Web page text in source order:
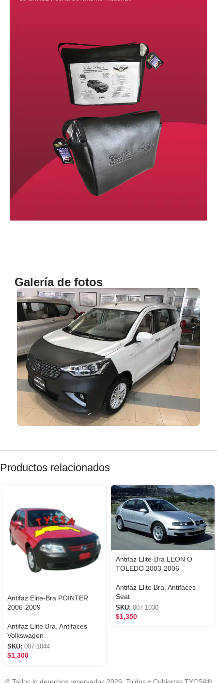
Galería de fotos
Productos relacionados
Antifaz Elite-Bra POINTER
2006-2009
Antifaz Elite Bra Antifaces
Volkswagen
SKU: 007-1044
$1,300
Antifaz Elite-Bra LEON O
TOLEDO 2003-2006
Antifaz Elite Bra Antifaces
Seat
SKU: 007-1030
$1,350